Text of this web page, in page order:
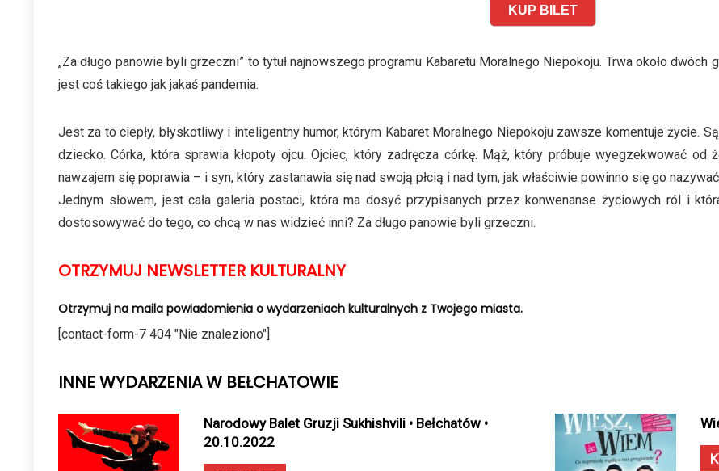
KUP BILET
„Za długo panowie byli grzeczni” to tytuł najnowszego programu Kabaretu Moralnego Niepokoju. Trwa około
jest coś takiego jak jakaś pandemia.
Jest za to ciepły, błyskotliwy i inteligentny humor, którym Kabaret Moralnego Niepokoju zawsze komentuje życie.
dziecko. Córka, która sprawia kłopoty ojcu. Ojciec, który zadręcza córkę. Mąż, który próbuje wyegzekwować od
nawzajem się poprawia – i syn, który zastanawia się nad swoją płcią i nad tym, jak właściwie powinno się go
Jednym słowem, jest cała galeria postaci, która ma dosyć przypisanych przez konwenanse życiowych ról i
dostosowywać do tego, co chcą w nas widzieć inni? Za długo panowie byli grzeczni.
OTRZYMUJ NEWSLETTER KULTURALNY
Otrzymuj na maila powiadomienia o wydarzeniach kulturalnych z Twojego miasta.
[contact-form-7 404 "Nie znaleziono"]
INNE WYDARZENIA W BEŁCHATOWIE
Narodowy Balet Gruzji Sukhishvili • Bełchatów •
20.10.2022